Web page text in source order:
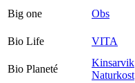
Big one
Obs
Bio Life
VITA
Bio Planeté
Kinsarvik
Naturkost